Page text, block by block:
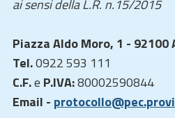
ai sensi della L.R. n.15/2015
Piazza Aldo Moro, 1 - 92100
Tel.0922 593 111
C.F.e P.IVA:80002590844
Email -